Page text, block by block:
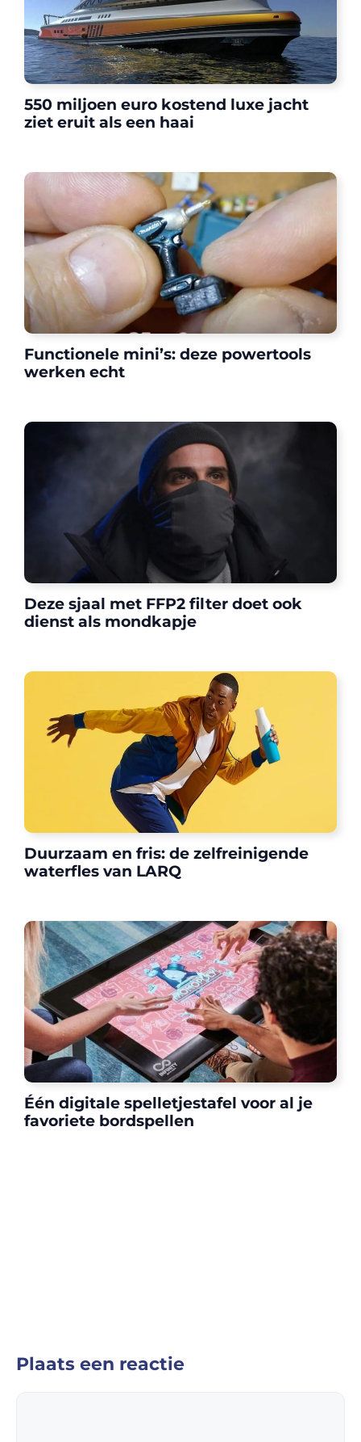
550 miljoen euro kostend luxe jacht
ziet eruit als een haai
Functionele mini’s: deze powertools
werken echt
Deze sjaal met FFP2 filter doet ook
dienst als mondkapje
Duurzaam en fris: de zelfreinigende
waterfles van LARQ
Één digitale spelletjestafel voor al je
favoriete bordspellen
Plaats een reactie